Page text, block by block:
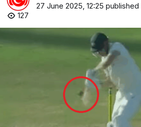
27 June 2025, 12:25 published
127